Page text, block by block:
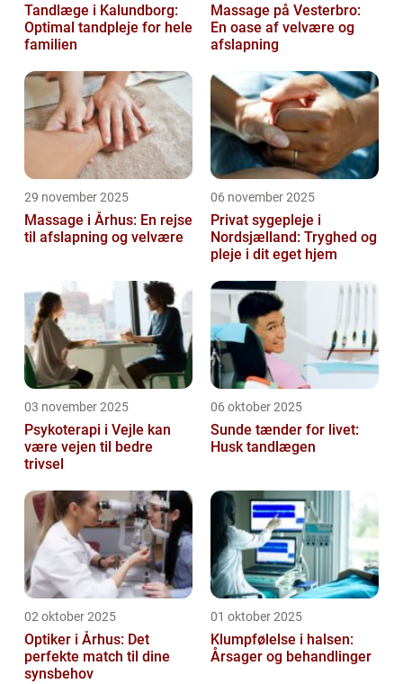
Tandlæge i Kalundborg:
Optimal tandpleje for hele
familien
Massage på Vesterbro:
En oase af velvære og
afslapning
29 november 2025
Massage i Århus: En rejse
til afslapning og velvære
06 november 2025
Privat sygepleje i
Nordsjælland: Tryghed og
pleje i dit eget hjem
03 november 2025
Psykoterapi i Vejle kan
være vejen til bedre
trivsel
06 oktober 2025
Sunde tænder for livet:
Husk tandlægen
02 oktober 2025
Optiker i Århus: Det
perfekte match til dine
synsbehov
01 oktober 2025
Klumpfølelse i halsen:
Årsager og behandlinger